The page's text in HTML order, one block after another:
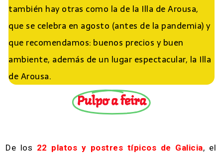
también hay otras como la de la Illa de Arousa,
que se celebra en agosto (antes de la pandemia) y
que recomendamos: buenos precios y buen
ambiente, además de un lugar espectacular, la Illa
de Arousa.
Pulpo a feira
De los 22 platos y postres típicos de Galicia, el